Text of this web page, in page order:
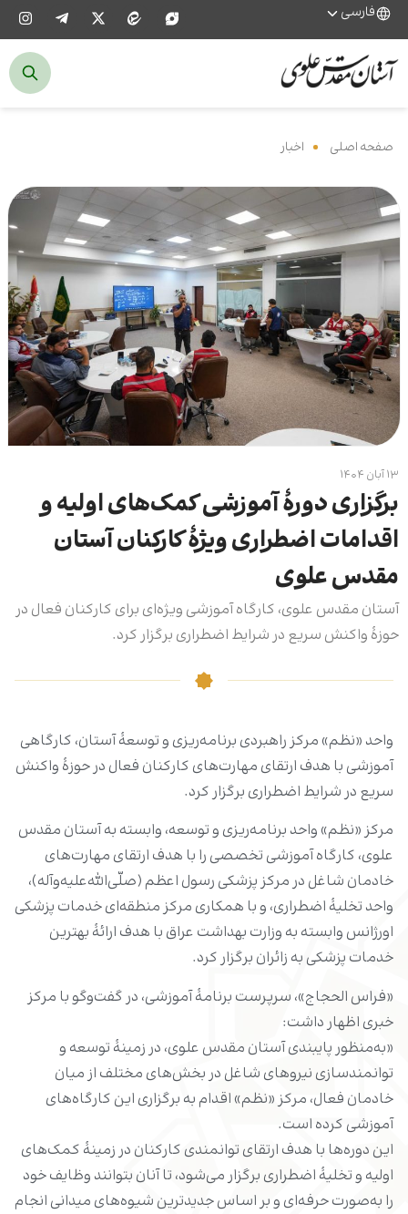
فارسی
صفحه اصلی اخبار
۱۳ آبان ۱۴۰۴
برگزاری دورۀ آموزشی کمک‌های اولیه و
اقدامات اضطراری ویژۀ کارکنان آستان
مقدس علوی
آستان مقدس علوی، کارگاه آموزشی ویژه‌ای برای کارکنان فعال در
حوزۀ واکنش سریع در شرایط اضطراری برگزار کرد.
واحد «نظم» مرکز راهبردی برنامه‌ریزی و توسعۀ آستان، کارگاهی
آموزشی با هدف ارتقای مهارت‌های کارکنان فعال در حوزۀ واکنش
سریع در شرایط اضطراری برگزار کرد.
مرکز «نظم» واحد برنامه‌ریزی و توسعه، وابسته به آستان مقدس
علوی، کارگاه آموزشی تخصصی‌ را با هدف ارتقای مهارت‌های
خادمان شاغل در مرکز پزشکی رسول اعظم (صلّى‌الله‌علیه‌وآله)،
واحد تخلیهٔ اضطراری، و با همکاری مرکز منطقه‌ای خدمات پزشکی
اورژانس وابسته به وزارت بهداشت عراق با هدف ارائهٔ بهترین
خدمات پزشکی به زائران برگزار کرد.
«فراس الحجاج»، سرپرست برنامهٔ آموزشی، در گفت‌وگو با مرکز
خبری اظهار داشت:
«به‌منظور پایبندی آستان مقدس علوی، در زمینهٔ توسعه و
توانمندسازی نیروهای شاغل در بخش‌های مختلف از میان
خادمان فعال، مرکز «نظم» اقدام به برگزاری این کارگاه‌های
آموزشی کرده است.
این دوره‌ها با هدف ارتقای توانمندی کارکنان در زمینهٔ کمک‌های
اولیه و تخلیهٔ اضطراری برگزار می‌شود، تا آنان بتوانند وظایف خود
را به‌صورت حرفه‌ای و بر اساس جدیدترین شیوه‌های میدانی انجام